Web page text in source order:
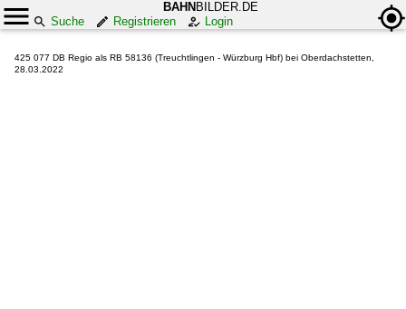
BAHN BILDER.DE
Suche
Registrieren Login
425 077 DB Regio als RB 58136 (Treuchtlingen - Würzburg Hbf) bei Oberdachstetten,
28.03.2022